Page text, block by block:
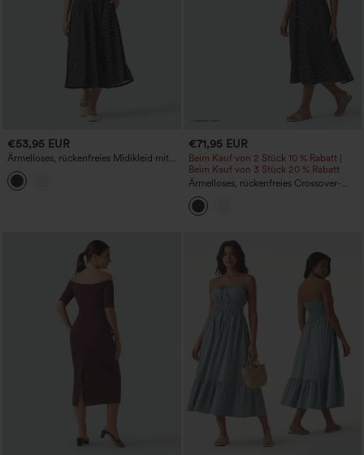
€53,95 EUR
Ärmelloses, rückenfreies Midikleid mit
überkreuztem Ausschnitt, gepunktetem
Muster, lässig und fließend, mit Taschen
€71,95 EUR
Beim Kauf von 2 Stück 10 % Rabatt |
Beim Kauf von 3 Stück 20 % Rabatt
Ärmelloses, rückenfreies Crossover-
Midikleid mit integriertem BH, Polka-
Dots, lässig und fließend, mit Taschen –
geeignet für DD–F-Cups